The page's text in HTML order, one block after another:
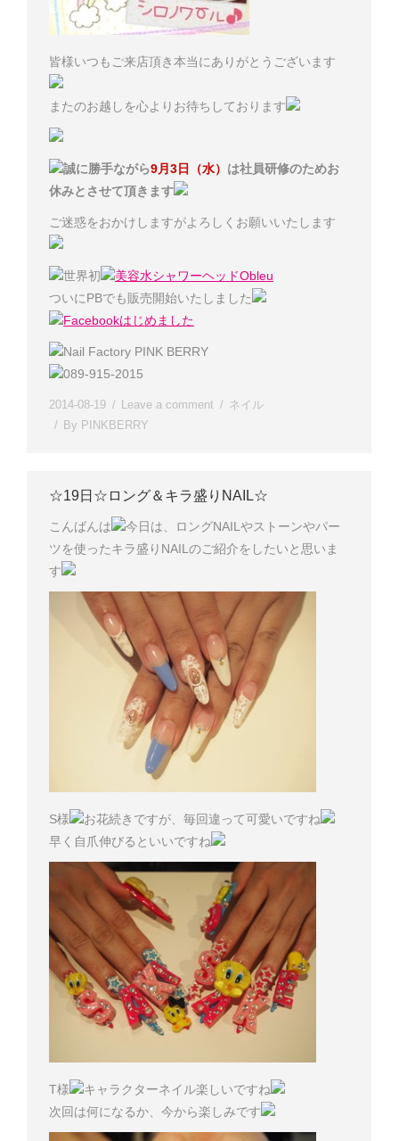
皆様いつもご来店頂き本当にありがとうございます
またのお越しを心よりお待ちしております
誠に勝手ながら9月3日（水） は社員研修のためお
休みとさせて頂きます
ご迷惑をおかけしますがよろしくお願いいたします
世界初
美容水シャワーヘッドObleu
ついにPBでも販売開始いたしました
Facebookはじめました
Nail Factory PINK BERRY
089-915-2015
2014-08-19 Leave a comment
ネイル
By PINKBERRY
☆19日☆ロング＆キラ盛りNAIL☆
こんばんは
今日は、ロングNAILやストーンやパー
ツを使ったキラ盛りNAILのご紹介をしたいと思いま
す
S様
お花続きですが、毎回違って可愛いですね
早く自爪伸びるといいですね
T様
キャラクターネイル楽しいですね
次回は何になるか、今から楽しみです